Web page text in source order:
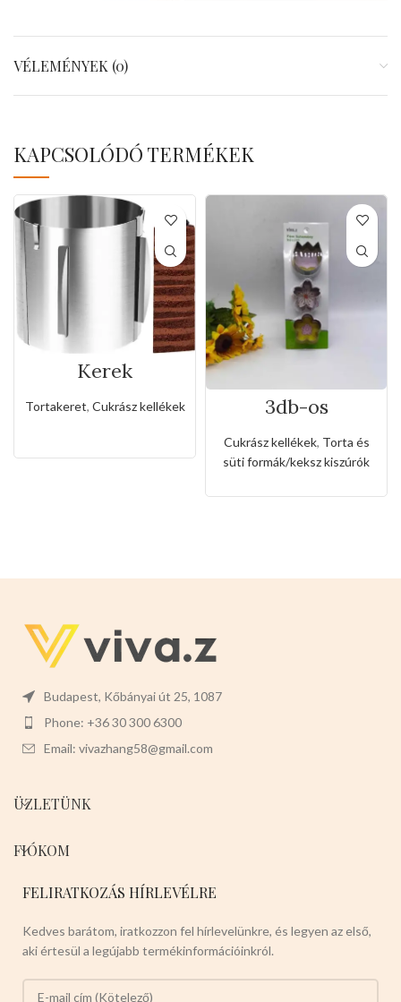
VÉLEMÉNYEK (0)
KAPCSOLÓDÓ TERMÉKEK
Kerek
állítható
sütőkeret-20cm
Tortakeret, Cukrász kellékek 3db-os
virág formájú
kiszúró készlet
Cukrász kellékek, Torta és
süti formák/keksz kiszúrók
Budapest, Kőbányai út 25, 1087
Phone: +36 30 300 6300
Email: vivazhang58@gmail.com
ÜZLETÜNK
FIÓKOM
FELIRATKOZÁS HÍRLEVÉLRE
Kedves barátom, iratkozzon fel hírlevelünkre, és legyen az első,
aki értesül a legújabb termékinformációinkról.